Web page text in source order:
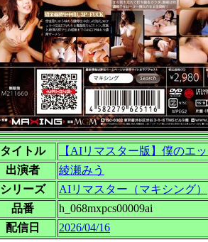
タイトル
【AIリマスター版】僕のエ
出演者
綾瀬みう
シリーズ
AIリマスター（マキシング）
品番
h_068mxpcs00009ai
配信日
2026/04/16